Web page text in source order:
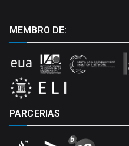
MEMBRO DE:
PARCERIAS